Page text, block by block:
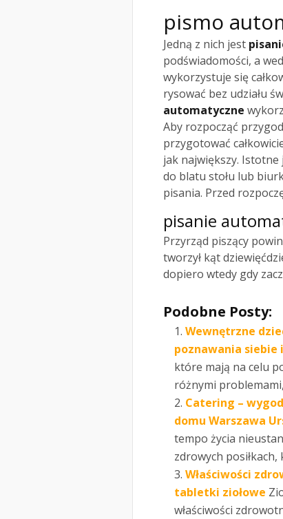
pismo
Jedną z nich jest
podświadomości, a
wykorzystuje się
rysować bez udziału
automatyczne
Aby rozpocząć
przygotować
jak największy.
do blatu stołu lub
pisania. Przed
pisanie
Przyrząd piszący
tworzył kąt
dopiero wtedy gdy
Podobne Posty:
Wewnętrzne
poznawania siebie
które mają na celu
różnymi
Catering –
domu Warszawa
tempo życia
zdrowych
Właściwości
tabletki ziołowe
właściwości